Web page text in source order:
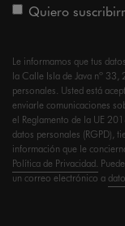
Quiero
Le informamos que tus
la Calle Isla de Java nº
personales. Usted está
enviarle comunicaciones
el Reglamento de la UE
datos personales (RGPD),
información que le
Política de Privacidad.
un correo electrónico a